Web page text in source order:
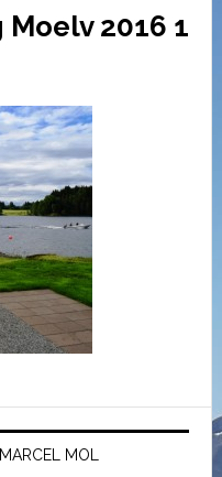
2016 1
MOL